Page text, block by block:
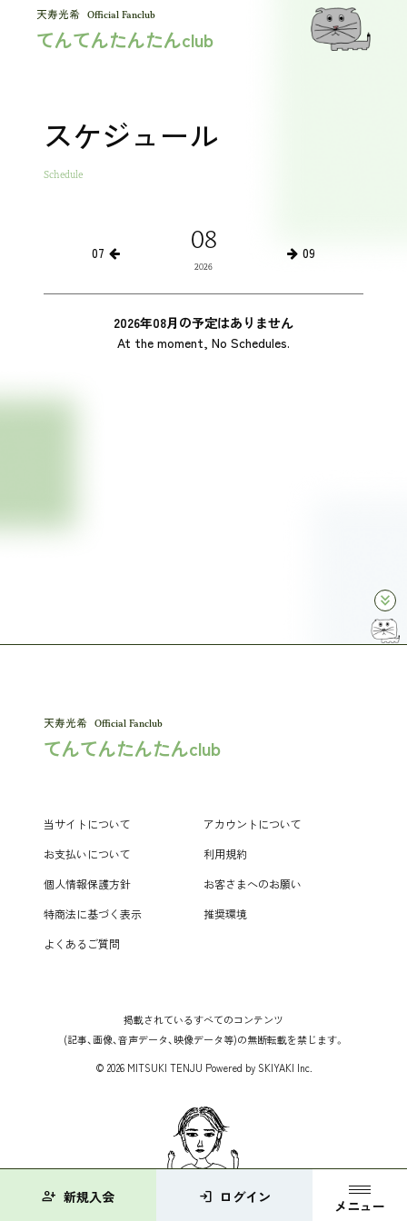
Official Fanclub
てんてんたんたんclub
person_add 新規入会 login ログイン
メニュー
keyboard_double_arrow_down
スケジュール
Schedule
08
2026
07 09
2026年08月の予定はありません
At the moment, No Schedules.
Official Fanclub
てんてんたんたんclub
当サイトについて
アカウントについて
お支払いについて
利用規約
個人情報保護方針
お客さまへのお願い
特商法に基づく表示
推奨環境
よくあるご質問
掲載されているすべてのコンテンツ
(記事、画像、音声データ、映像データ等)の無断転載を禁じます。
© 2026 MITSUKI TENJU Powered by SKIYAKI Inc.